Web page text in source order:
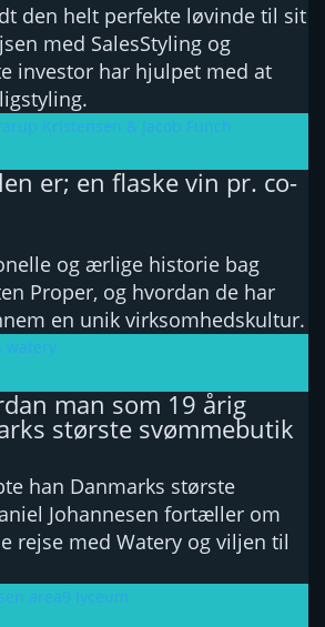
den helt perfekte løvinde til sit
med SalesStyling og
investor har hjulpet med at
er; en flaske vin pr. co-
og ærlige historie bag
Proper, og hvordan de har
en unik virksomhedskultur.
man som 19 årig
største svømmebutik
han Danmarks største
Johannesen fortæller om
rejse med Watery og viljen til